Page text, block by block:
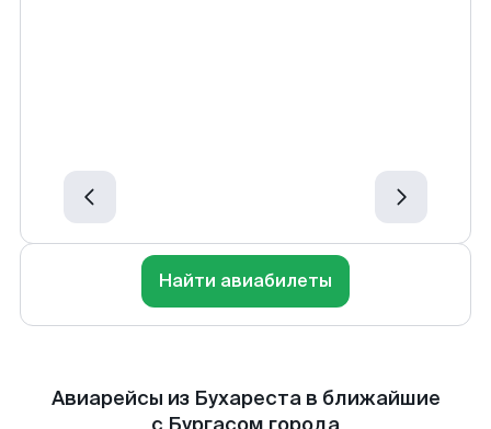
Найти авиабилеты
Авиарейсы из Бухареста в ближайшие